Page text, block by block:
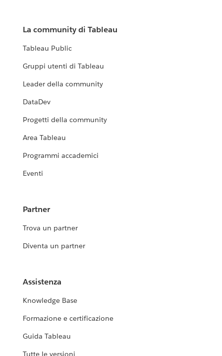
La community di Tableau
Tableau Public
Gruppi utenti di Tableau
Leader della community
DataDev
Progetti della community
Area Tableau
Programmi accademici
Eventi
Partner
Trova un partner
Diventa un partner
Assistenza
Knowledge Base
Formazione e certificazione
Guida Tableau
Tutte le versioni